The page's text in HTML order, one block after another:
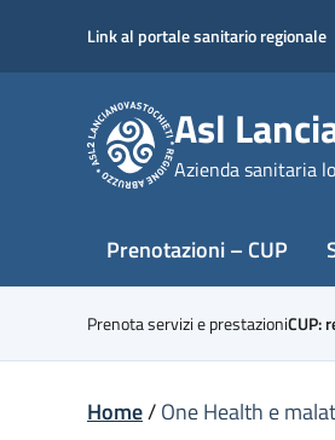
content
Link al portale sanitario regionale
Asl
Azienda sanitaria
Prenotazioni – CUP
Prenota servizi e prestazioniCUP:
Home/One Health e